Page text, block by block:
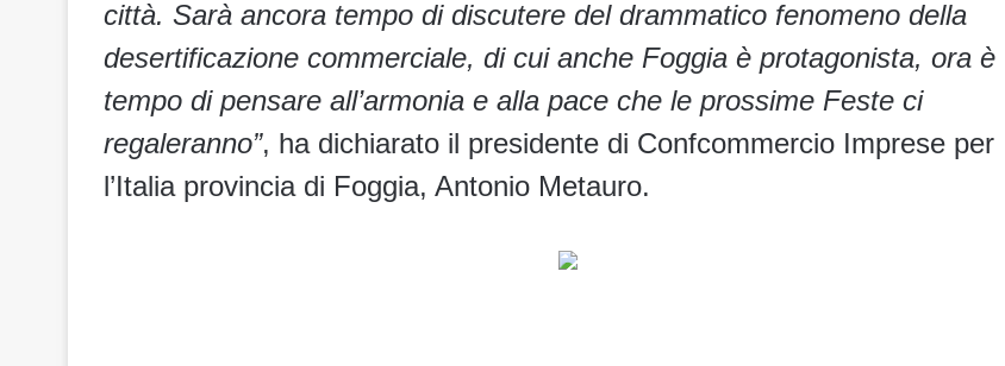
città. Sarà ancora tempo di discutere del drammatico fenomeno della
desertificazione commerciale, di cui anche Foggia è protagonista, ora è
tempo di pensare all’armonia e alla pace che le prossime Feste ci
regaleranno”, ha dichiarato il presidente di Confcommercio Imprese per
l’Italia provincia di Foggia, Antonio Metauro.